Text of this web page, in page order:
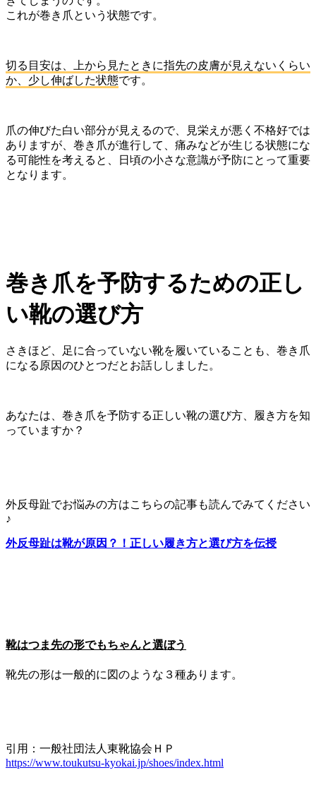
これが巻き爪という状態です。
切る目安は、上から見たときに指先の皮膚が見えないくらい
か、少し伸ばした状態です。
爪の伸びた白い部分が見えるので、見栄えが悪く不格好では
ありますが、巻き爪が進行して、痛みなどが生じる状態にな
る可能性を考えると、日頃の小さな意識が予防にとって重要
となります。
巻き爪を予防するための正し
い靴の選び方
さきほど、足に合っていない靴を履いていることも、巻き爪
になる原因のひとつだとお話ししました。
あなたは、巻き爪を予防する正しい靴の選び方、履き方を知
っていますか？
外反母趾でお悩みの方はこちらの記事も読んでみてください
♪
外反母趾は靴が原因？！正しい履き方と選び方を伝授
靴はつま先の形でもちゃんと選ぼう
靴先の形は一般的に図のような３種あります。
引用：一般社団法人東靴協会ＨＰ
https://www.toukutsu-kyokai.jp/shoes/index.html